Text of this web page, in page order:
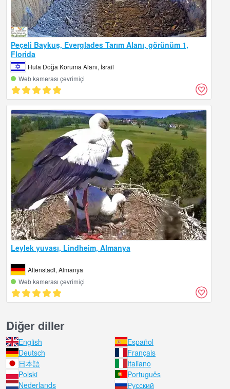
Peçeli Baykuş, Everglades Tarım Alanı, görünüm 1,
Florida
Hula Doğa Koruma Alanı, İsrail
Web kamerası çevrimiçi
Leylek yuvası, Lindheim, Almanya
Altenstadt, Almanya
Web kamerası çevrimiçi
Diğer diller
English
Español
Deutsch
Français
日本語
Italiano
Polski
Português
Nederlands
Русский